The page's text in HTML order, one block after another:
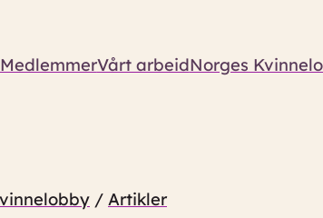
MedlemmerVårt arbeidNorges
/ Artikler